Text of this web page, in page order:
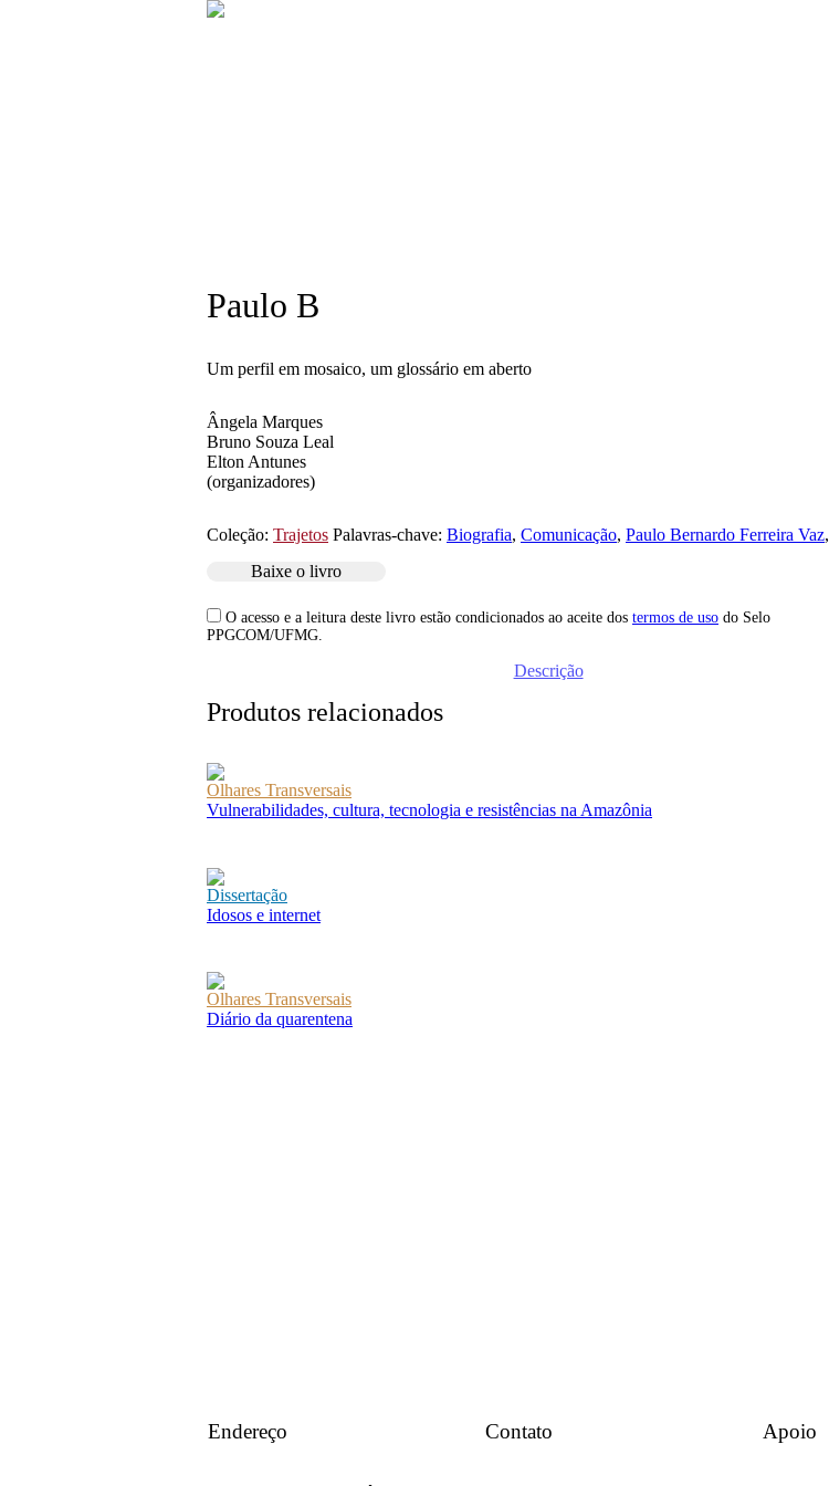
Paulo B
Um perfil em mosaico, um glossário em aberto
Ângela Marques
Bruno Souza Leal
Elton Antunes
(organizadores)
Coleção: Trajetos Palavras-chave: Biografia, Comunicação, Paulo Bernardo Ferreira Vaz,
Baixe o livro
O acesso e a leitura deste livro estão condicionados ao aceite dos termos de uso do Selo
PPGCOM/UFMG.
Descrição
Produtos relacionados
Olhares Transversais
Vulnerabilidades, cultura, tecnologia e resistências na Amazônia
Dissertação
Idosos e internet
Olhares Transversais
Diário da quarentena
Endereço Contato Apoio